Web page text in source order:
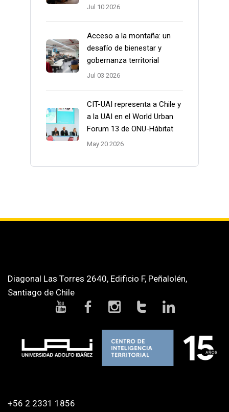
Jul 10 2026
Acceso a la montaña: un
desafío de bienestar y
gobernanza territorial
Jul 03 2026
CIT-UAI representa a Chile y
a la UAI en el World Urban
Forum 13 de ONU-Hábitat
May 20 2026
Diagonal Las Torres 2640, Edificio F, Peñalolén,
Santiago de Chile
+56 2 2331 1856